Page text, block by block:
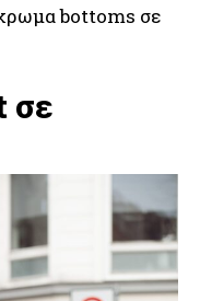
bottoms σε
σε